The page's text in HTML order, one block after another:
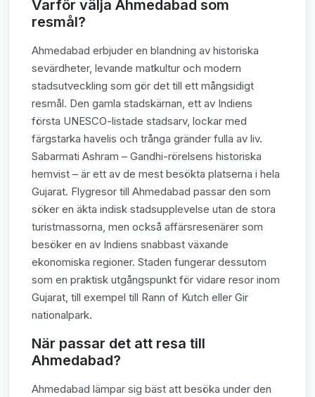
Varför välja Ahmedabad som
resmål?
Ahmedabad erbjuder en blandning av historiska
sevärdheter, levande matkultur och modern
stadsutveckling som gör det till ett mångsidigt
resmål. Den gamla stadskärnan, ett av Indiens
första UNESCO-listade stadsarv, lockar med
färgstarka havelis och trånga gränder fulla av liv.
Sabarmati Ashram – Gandhi-rörelsens historiska
hemvist – är ett av de mest besökta platserna i hela
Gujarat. Flygresor till Ahmedabad passar den som
söker en äkta indisk stadsupplevelse utan de stora
turistmassorna, men också affärsresenärer som
besöker en av Indiens snabbast växande
ekonomiska regioner. Staden fungerar dessutom
som en praktisk utgångspunkt för vidare resor inom
Gujarat, till exempel till Rann of Kutch eller Gir
nationalpark.
När passar det att resa till
Ahmedabad?
Ahmedabad lämpar sig bäst att besöka under den